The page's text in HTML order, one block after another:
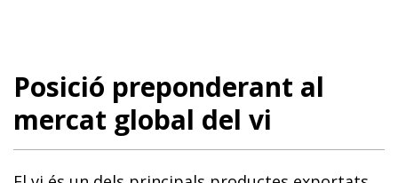
Posició preponderant al
mercat global del vi